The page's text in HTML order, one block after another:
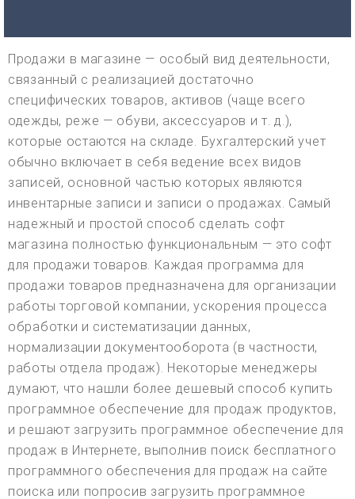
Продажи в магазине — особый вид деятельности,
связанный с реализацией достаточно
специфических товаров, активов (чаще всего
одежды, реже — обуви, аксессуаров и т. д.),
которые остаются на складе. Бухгалтерский учет
обычно включает в себя ведение всех видов
записей, основной частью которых являются
инвентарные записи и записи о продажах. Самый
надежный и простой способ сделать софт
магазина полностью функциональным — это софт
для продажи товаров. Каждая программа для
продажи товаров предназначена для организации
работы торговой компании, ускорения процесса
обработки и систематизации данных,
нормализации документооборота (в частности,
работы отдела продаж). Некоторые менеджеры
думают, что нашли более дешевый способ купить
программное обеспечение для продаж продуктов,
и решают загрузить программное обеспечение для
продаж в Интернете, выполнив поиск бесплатного
программного обеспечения для продаж на сайте
поиска или попросив загрузить программное